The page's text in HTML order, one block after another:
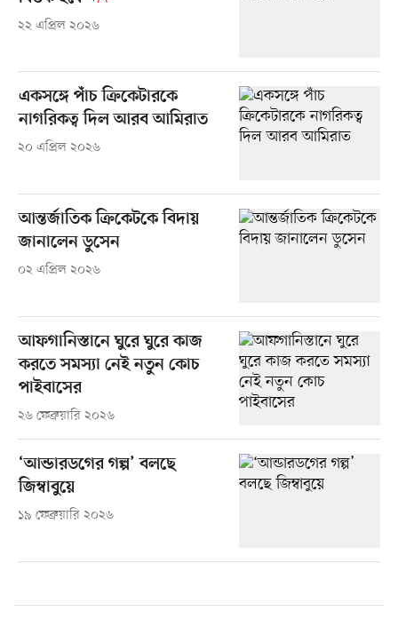
২২ এপ্রিল ২০২৬
একসঙ্গে পাঁচ ক্রিকেটারকে
নাগরিকত্ব দিল আরব আমিরাত
২০ এপ্রিল ২০২৬
আন্তর্জাতিক ক্রিকেটকে বিদায়
জানালেন ডুসেন
০২ এপ্রিল ২০২৬
আফগানিস্তানে ঘুরে ঘুরে কাজ
করতে সমস্যা নেই নতুন কোচ
পাইবাসের
২৬ ফেব্রুয়ারি ২০২৬
‘আন্ডারডগের গল্প’ বলছে
জিম্বাবুয়ে
১৯ ফেব্রুয়ারি ২০২৬